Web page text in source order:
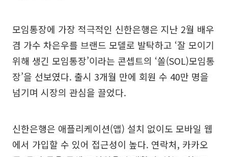
모임통장에 가장 적극적인 신한은행은 지난 2월 배우
겸 가수 차은우를 브랜드 모델로 발탁하고 ‘잘 모이기
위해 생긴 모임통장’이라는 콘셉트의 ‘쏠(SOL)모임통
장’을 선보였다. 출시 3개월 만에 회원 수 40만 명을
넘기며 시장의 관심을 끌었다.
신한은행은 애플리케이션(앱) 설치 없이도 모바일 웹
에서 가입할 수 있어 접근성이 높다. 연락처, 카카오